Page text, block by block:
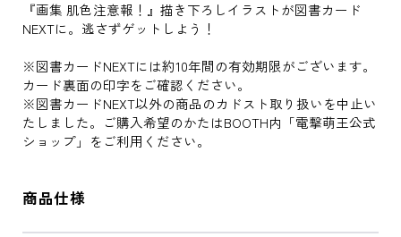
『画集 肌色注意報！』描き下ろしイラストが図書カード
NEXTに。逃さずゲットしよう！
※図書カードNEXTには約10年間の有効期限がございます。
カード裏面の印字をご確認ください。
※図書カードNEXT以外の商品のカドスト取り扱いを中止い
たしました。ご購入希望のかたはBOOTH内「電撃萌王公式
ショップ」をご利用ください。
商品仕様